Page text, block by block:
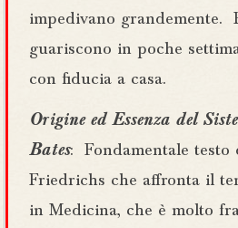
impedivano grandemente.
guariscono in poche
con fiducia a casa.
Origine ed Essenza del
Bates: Fondamentale testo
Friedrichs che affronta il
in Medicina, che è molto